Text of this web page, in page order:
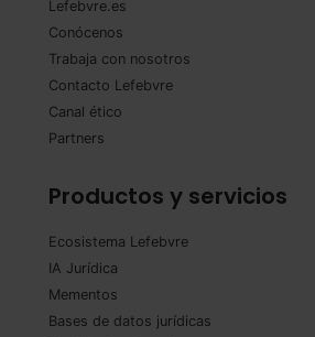
Lefebvre.es
Conócenos
Trabaja con nosotros
Contacto Lefebvre
Canal ético
Partners
Productos y servicios
Ecosistema Lefebvre
IA Jurídica
Mementos
Bases de datos jurídicas